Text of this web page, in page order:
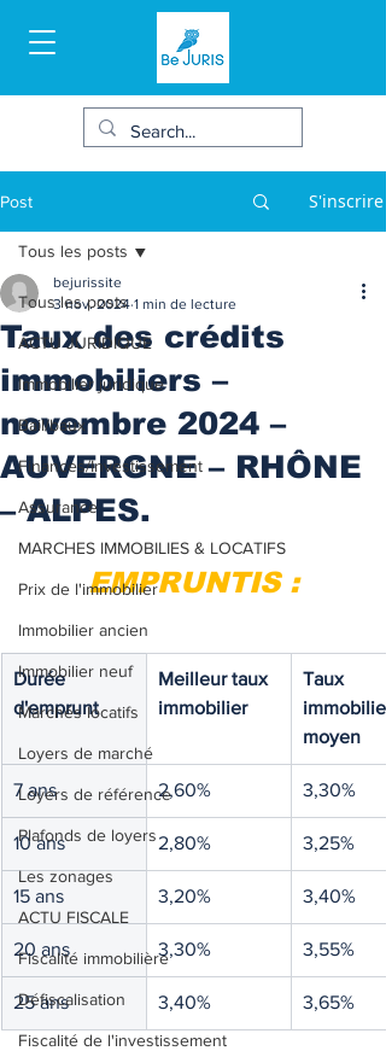
Post S'inscrire
Tous les posts
ACTU JURIDIQUE
Immobilier juridique
Bail/baux
Finances/Investissement
Assurance
MARCHES IMMOBILIES & LOCATIFS
Prix de l'immobilier
Immobilier ancien
Immobilier neuf
Marchés locatifs
Loyers de marché
Loyers de référence
Plafonds de loyers
Les zonages
ACTU FISCALE
Fiscalité immobilière
Défiscalisation
Fiscalité de l'investissement
Tous les posts
Taux des crédits
immobiliers –
novembre 2024 –
AUVERGNE – RHÔNE
– ALPES.
bejurissite
3 nov. 2024 1 min de lecture
EMPRUNTIS :
Durée
d'emprunt
Meilleur taux
immobilier
Taux
immobilier
moyen
7 ans 2,60% 3,30%
10 ans 2,80% 3,25%
15 ans 3,20% 3,40%
20 ans 3,30% 3,55%
25 ans 3,40% 3,65%